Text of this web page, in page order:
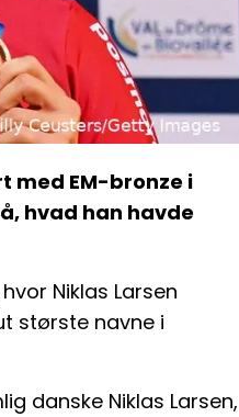
med EM-bronze i
hvad han havde
Niklas Larsen
største navne i
danske Niklas Larsen,